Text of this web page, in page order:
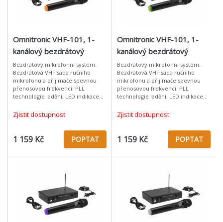
Omnitronic VHF-101, 1-
kanálový bezdrátový
mikrofonní set 212.35 MHz
Bezdrátový mikrofonní systém.
Bezdrátová VHF sada ručního
mikrofonu a přijímače spevnou
přenosovou frekvencí. PLL
technologie ladění, LED indikace
výstupní úrovně hlasitosti. Výstup
XLR neb
Zjistit dostupnost
1 159 Kč POPTAT
Omnitronic VHF-101, 1-
kanálový bezdrátový
mikrofonní set 207.55 MHz
Bezdrátový mikrofonní systém.
Bezdrátová VHF sada ručního
mikrofonu a přijímače spevnou
přenosovou frekvencí. PLL
technologie ladění, LED indikace
výstupní úrovně hlasitosti. Výstup
XLR neb
Zjistit dostupnost
1 159 Kč POPTAT